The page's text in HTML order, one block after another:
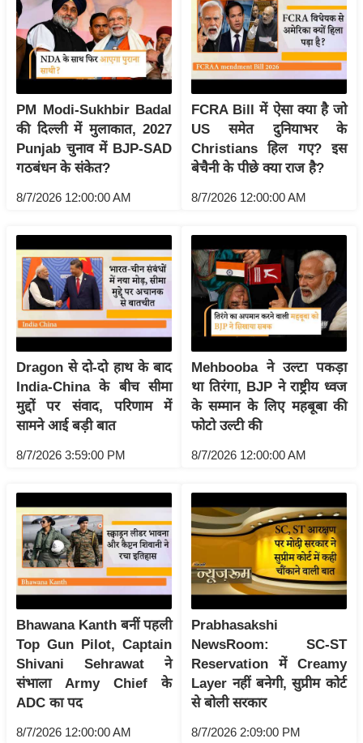
व
र्ल्ड
न्यू
ज
ब्री
फ
म
नो
ज
ज
ग
त
बॉ
ली
वु
ड
हॉ
ली
वु
फि
ल्म
स
मी
क्षा
r
e
a
k
i
n
PM Modi-Sukhbir Badal
की दिल्ली में मुलाकात, 2027
Punjab चुनाव में BJP-SAD
गठबंधन के संकेत?
8/7/2026 12:00:00 AM
FCRA Bill में ऐसा क्या है जो
US समेत दुनियाभर के
Christians हिल गए? इस
बेचैनी के पीछे क्या राज है?
8/7/2026 12:00:00 AM
Dragon से दो-दो हाथ के बाद
India-China के बीच सीमा
मुद्दों पर संवाद, परिणाम में
सामने आई बड़ी बात
8/7/2026 3:59:00 PM
Mehbooba ने उल्टा पकड़ा
था तिरंगा, BJP ने राष्ट्रीय ध्वज
के सम्मान के लिए महबूबा की
फोटो उल्टी की
8/7/2026 12:00:00 AM
Bhawana Kanth बनीं पहली
Top Gun Pilot, Captain
Shivani Sehrawat ने
संभाला Army Chief के
ADC का पद
8/7/2026 12:00:00 AM
Prabhasakshi
NewsRoom: SC-ST
Reservation में Creamy
Layer नहीं बनेगी, सुप्रीम कोर्ट
से बोली सरकार
8/7/2026 2:09:00 PM